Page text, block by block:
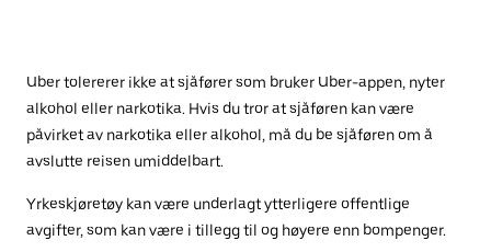
Uber tolererer ikke at sjåfører som bruker Uber-appen, nyter
alkohol eller narkotika. Hvis du tror at sjåføren kan være
påvirket av narkotika eller alkohol, må du be sjåføren om å
avslutte reisen umiddelbart.
Yrkeskjøretøy kan være underlagt ytterligere offentlige
avgifter, som kan være i tillegg til og høyere enn bompenger.